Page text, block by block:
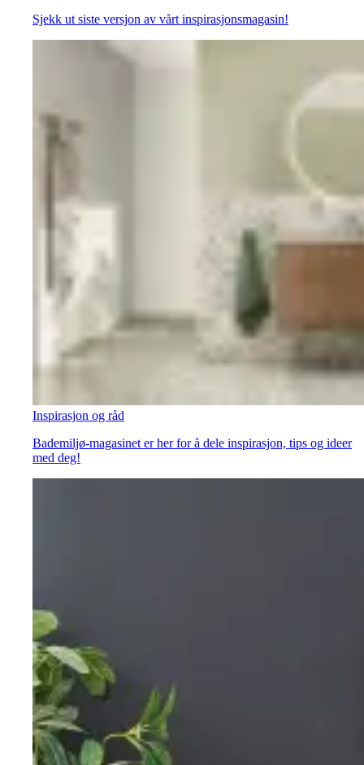
Sjekk ut siste versjon av vårt inspirasjonsmagasin!
Inspirasjon og råd
Bademiljø-magasinet er her for å dele inspirasjon, tips og ideer
med deg!